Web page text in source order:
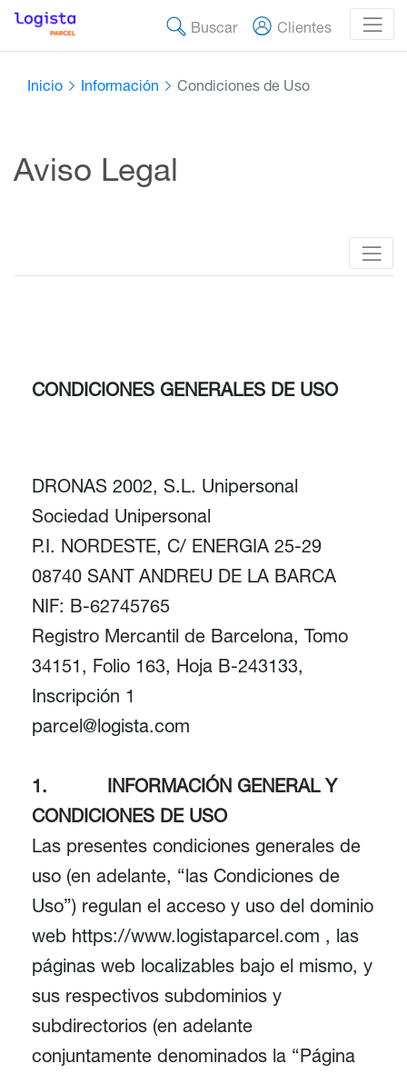
Buscar Clientes
Inicio Información Condiciones de Uso
Aviso Legal
CONDICIONES GENERALES DE USO
DRONAS 2002, S.L. Unipersonal
Sociedad Unipersonal
P.I. NORDESTE, C/ ENERGIA 25-29
08740 SANT ANDREU DE LA BARCA
NIF: B-62745765
Registro Mercantil de Barcelona, Tomo
34151, Folio 163, Hoja B-243133,
Inscripción 1
parcel@logista.com
1. INFORMACIÓN GENERAL Y
CONDICIONES DE USO
Las presentes condiciones generales de
uso (en adelante, “las Condiciones de
Uso”) regulan el acceso y uso del dominio
web https://www.logistaparcel.com , las
páginas web localizables bajo el mismo, y
sus respectivos subdominios y
subdirectorios (en adelante
conjuntamente denominados la “Página